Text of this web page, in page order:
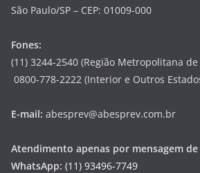
São Paulo/SP – CEP: 01009-000
Fones:
(11) 3244-2540 (Região Metropolitana de
0800-778-2222 (Interior e Outros
E-mail: abesprev@abesprev.com.br
Atendimento apenas por mensagem
WhatsApp: (11) 93496-7749